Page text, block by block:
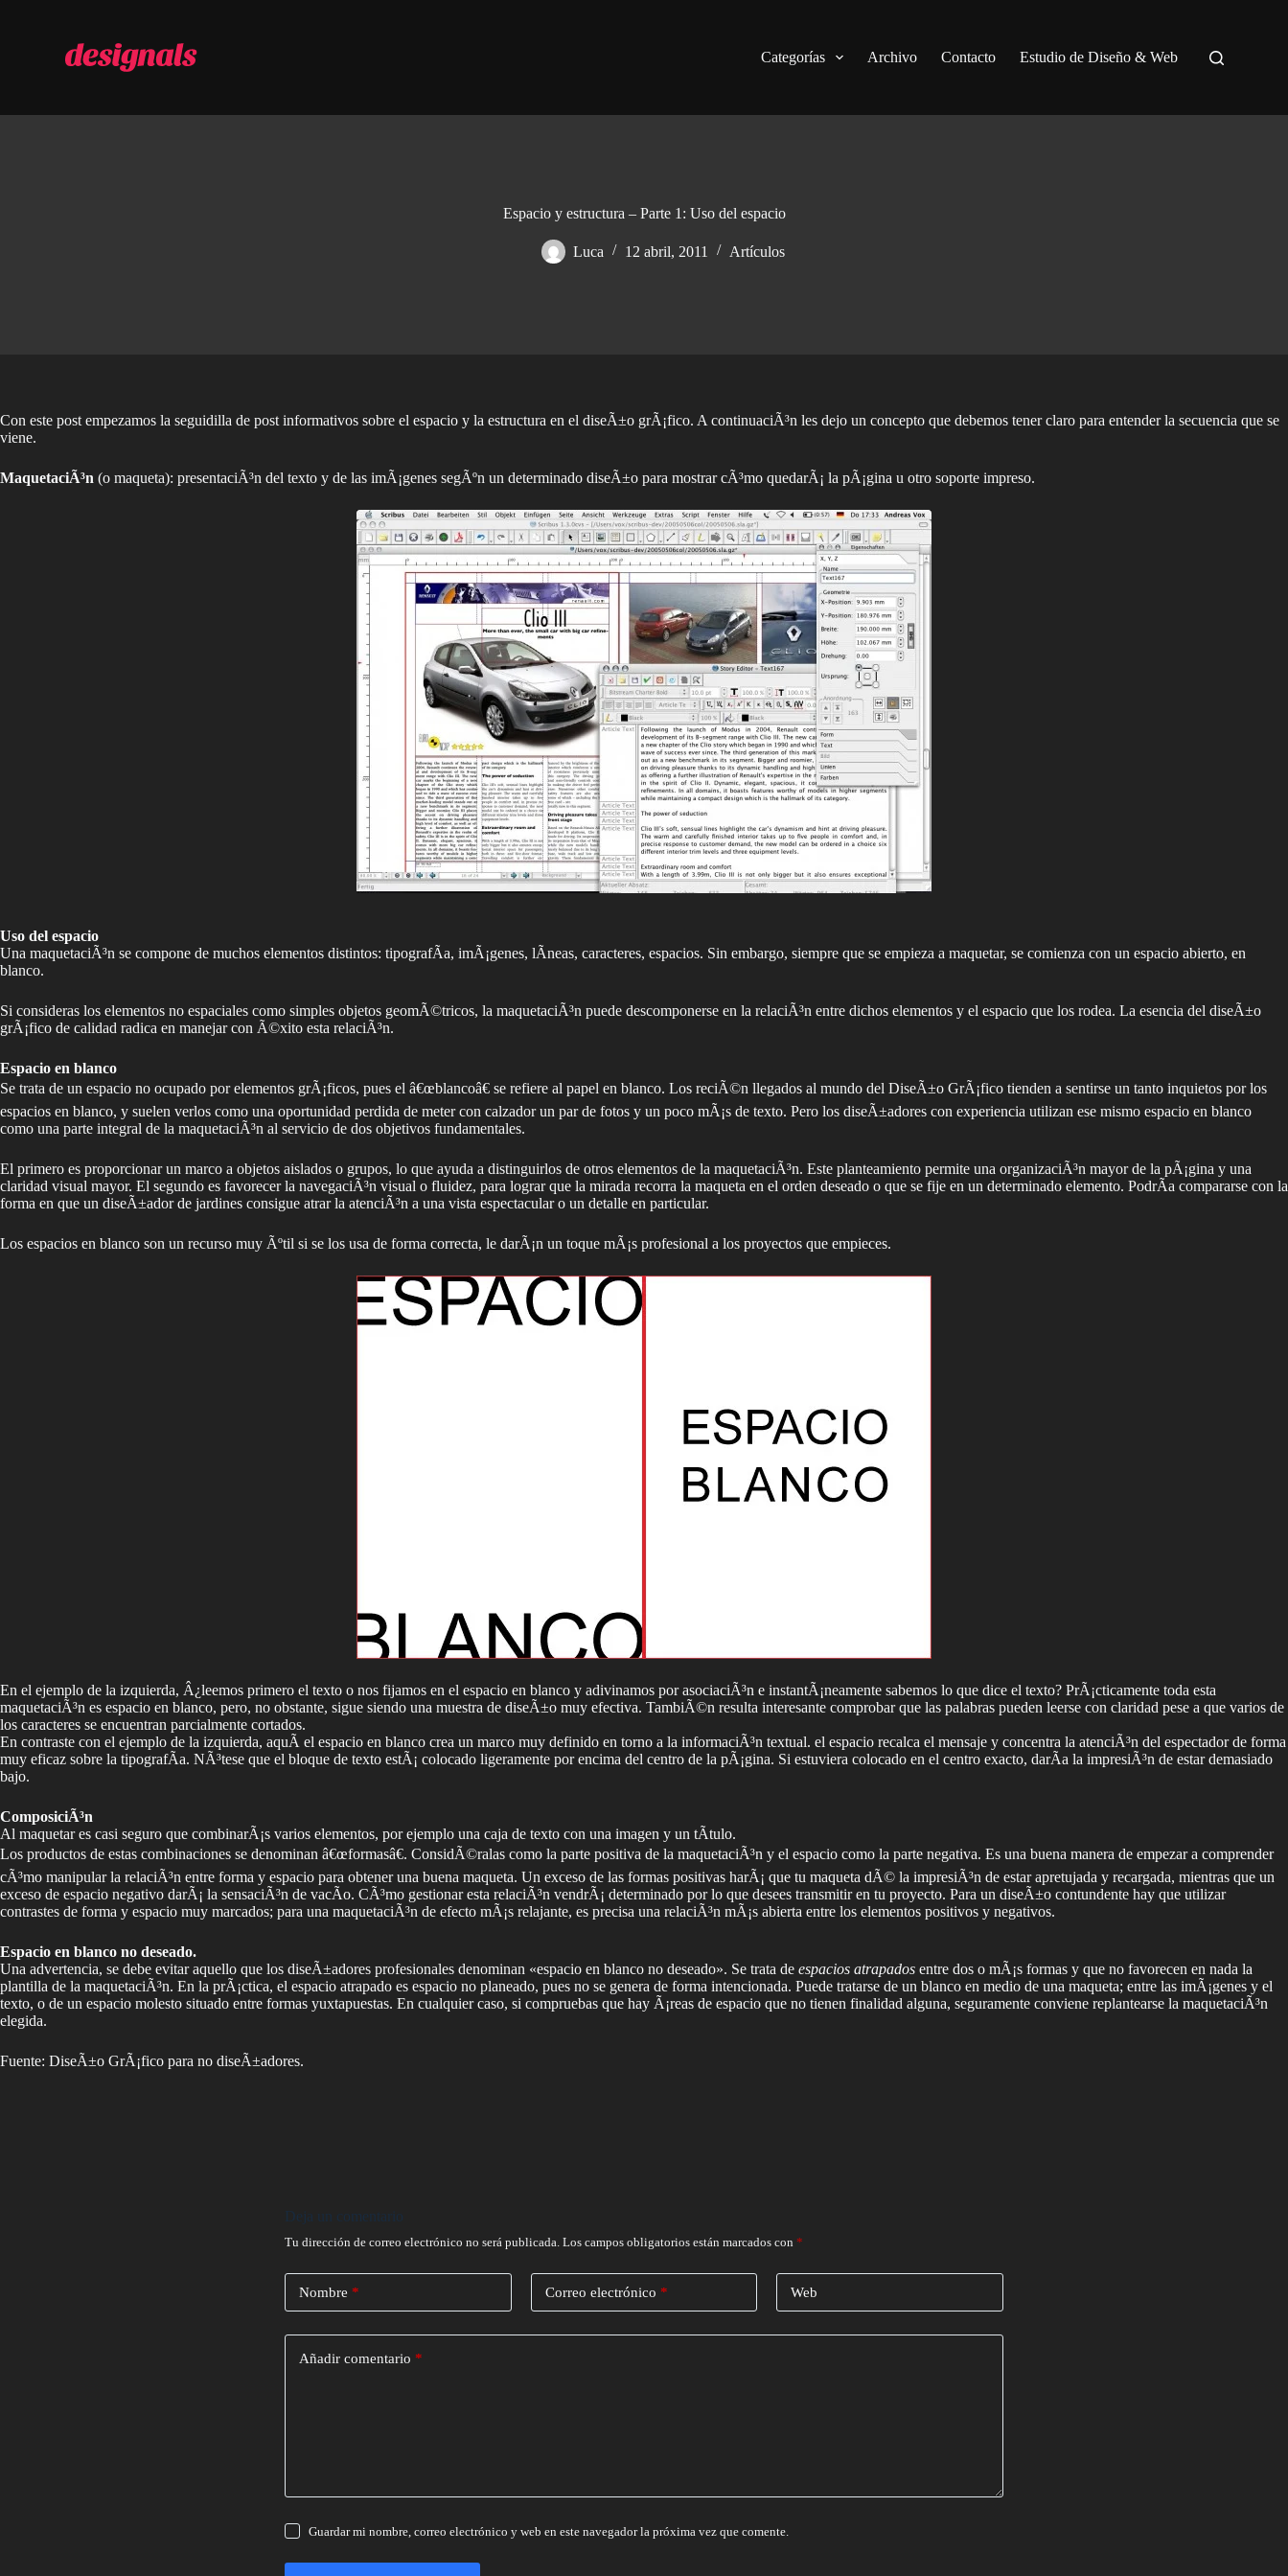
Categorías Archivo Contacto Estudio de Diseño & Web
Espacio y estructura – Parte 1: Uso del espacio
Luca 12 abril, 2011 Artículos
Con este post empezamos la seguidilla de post informativos sobre el espacio y la estructura en el diseÃ±o grÃ¡fico. A continuaciÃ³n les dejo un concepto que debemos tener claro para entender la secuencia que se
viene.
MaquetaciÃ³n (o maqueta): presentaciÃ³n del texto y de las imÃ¡genes segÃºn un determinado diseÃ±o para mostrar cÃ³mo quedarÃ¡ la pÃ¡gina u otro soporte impreso.
Uso del espacio
Una maquetaciÃ³n se compone de muchos elementos distintos: tipografÃ­a, imÃ¡genes, lÃ­neas, caracteres, espacios. Sin embargo, siempre que se empieza a maquetar, se comienza con un espacio abierto, en
blanco.
Si consideras los elementos no espaciales como simples objetos geomÃ©tricos, la maquetaciÃ³n puede descomponerse en la relaciÃ³n entre dichos elementos y el espacio que los rodea. La esencia del diseÃ±o
grÃ¡fico de calidad radica en manejar con Ã©xito esta relaciÃ³n.
Espacio en blanco
Se trata de un espacio no ocupado por elementos grÃ¡ficos, pues el â€œblancoâ€ se refiere al papel en blanco. Los reciÃ©n llegados al mundo del DiseÃ±o GrÃ¡fico tienden a sentirse un tanto inquietos por los
espacios en blanco, y suelen verlos como una oportunidad perdida de meter con calzador un par de fotos y un poco mÃ¡s de texto. Pero los diseÃ±adores con experiencia utilizan ese mismo espacio en blanco
como una parte integral de la maquetaciÃ³n al servicio de dos objetivos fundamentales.
El primero es proporcionar un marco a objetos aislados o grupos, lo que ayuda a distinguirlos de otros elementos de la maquetaciÃ³n. Este planteamiento permite una organizaciÃ³n mayor de la pÃ¡gina y una
claridad visual mayor. El segundo es favorecer la navegaciÃ³n visual o fluidez, para lograr que la mirada recorra la maqueta en el orden deseado o que se fije en un determinado elemento. PodrÃ­a compararse con la
forma en que un diseÃ±ador de jardines consigue atrar la atenciÃ³n a una vista espectacular o un detalle en particular.
Los espacios en blanco son un recurso muy Ãºtil si se los usa de forma correcta, le darÃ¡n un toque mÃ¡s profesional a los proyectos que empieces.
En el ejemplo de la izquierda, Â¿leemos primero el texto o nos fijamos en el espacio en blanco y adivinamos por asociaciÃ³n e instantÃ¡neamente sabemos lo que dice el texto? PrÃ¡cticamente toda esta
maquetaciÃ³n es espacio en blanco, pero, no obstante, sigue siendo una muestra de diseÃ±o muy efectiva. TambiÃ©n resulta interesante comprobar que las palabras pueden leerse con claridad pese a que varios de
los caracteres se encuentran parcialmente cortados.
En contraste con el ejemplo de la izquierda, aquÃ­ el espacio en blanco crea un marco muy definido en torno a la informaciÃ³n textual. el espacio recalca el mensaje y concentra la atenciÃ³n del espectador de forma
muy eficaz sobre la tipografÃ­a. NÃ³tese que el bloque de texto estÃ¡ colocado ligeramente por encima del centro de la pÃ¡gina. Si estuviera colocado en el centro exacto, darÃ­a la impresiÃ³n de estar demasiado
bajo.
ComposiciÃ³n
Al maquetar es casi seguro que combinarÃ¡s varios elementos, por ejemplo una caja de texto con una imagen y un tÃ­tulo.
Los productos de estas combinaciones se denominan â€œformasâ€. ConsidÃ©ralas como la parte positiva de la maquetaciÃ³n y el espacio como la parte negativa. Es una buena manera de empezar a comprender
cÃ³mo manipular la relaciÃ³n entre forma y espacio para obtener una buena maqueta. Un exceso de las formas positivas harÃ¡ que tu maqueta dÃ© la impresiÃ³n de estar apretujada y recargada, mientras que un
exceso de espacio negativo darÃ¡ la sensaciÃ³n de vacÃ­o. CÃ³mo gestionar esta relaciÃ³n vendrÃ¡ determinado por lo que desees transmitir en tu proyecto. Para un diseÃ±o contundente hay que utilizar
contrastes de forma y espacio muy marcados; para una maquetaciÃ³n de efecto mÃ¡s relajante, es precisa una relaciÃ³n mÃ¡s abierta entre los elementos positivos y negativos.
Espacio en blanco no deseado.
Una advertencia, se debe evitar aquello que los diseÃ±adores profesionales denominan «espacio en blanco no deseado». Se trata de espacios atrapados entre dos o mÃ¡s formas y que no favorecen en nada la
plantilla de la maquetaciÃ³n. En la prÃ¡ctica, el espacio atrapado es espacio no planeado, pues no se genera de forma intencionada. Puede tratarse de un blanco en medio de una maqueta; entre las imÃ¡genes y el
texto, o de un espacio molesto situado entre formas yuxtapuestas. En cualquier caso, si compruebas que hay Ã¡reas de espacio que no tienen finalidad alguna, seguramente conviene replantearse la maquetaciÃ³n
elegida.
Fuente: DiseÃ±o GrÃ¡fico para no diseÃ±adores.
Deja un comentario
Tu dirección de correo electrónico no será publicada. Los campos obligatorios están marcados con *
Nombre * Correo electrónico * Web
Añadir comentario *
Guardar mi nombre, correo electrónico y web en este navegador la próxima vez que comente.